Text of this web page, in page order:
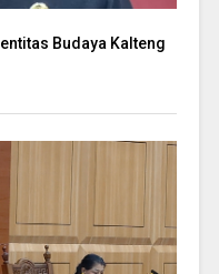
Budaya Kalteng